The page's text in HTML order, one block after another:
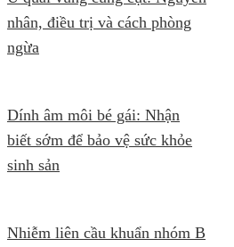
nhân, điều trị và cách phòng
ngừa
Dính âm môi bé gái: Nhận
biết sớm để bảo vệ sức khỏe
sinh sản
Nhiễm liên cầu khuẩn nhóm B